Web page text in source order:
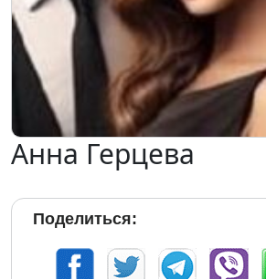
Анна Герцева
Поделиться: